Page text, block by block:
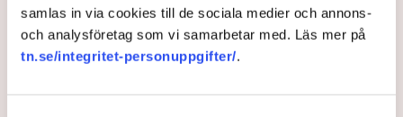
samlas in via cookies till de sociala medier och annons-
och analysföretag som vi samarbetar med. Läs mer på
tn.se/integritet-personuppgifter/.
4 years ago | Av: Peter Ceder